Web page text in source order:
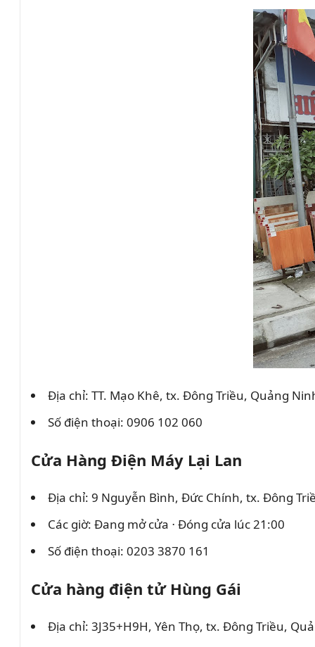
Địa chỉ: TT. Mạo Khê, tx. Đông Triều, Quảng
Số điện thoại: 0906 102 060
Cửa Hàng Điện Máy Lại Lan
Địa chỉ: 9 Nguyễn Bình, Đức Chính, tx. Đông
Các giờ: Đang mở cửa ⋅ Đóng cửa lúc 21:00
Số điện thoại: 0203 3870 161
Cửa hàng điện tử Hùng Gái
Địa chỉ: 3J35+H9H, Yên Thọ, tx. Đông Triều,